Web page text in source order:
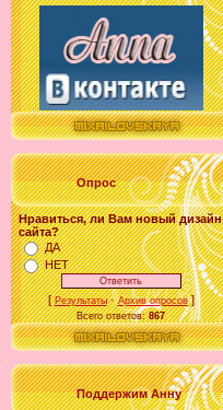
Опрос
Нравиться, ли Вам новый дизайн
сайта?
ДА
НЕТ
[Результаты·Архив опросов]
Всего ответов:867
Поддержим Анну